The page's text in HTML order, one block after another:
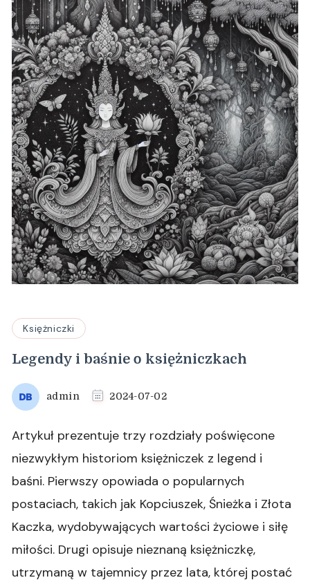
Księżniczki
Legendy i baśnie o księżniczkach
admin 2024-07-02
Artykuł prezentuje trzy rozdziały poświęcone
niezwykłym historiom księżniczek z legend i
baśni. Pierwszy opowiada o popularnych
postaciach, takich jak Kopciuszek, Śnieżka i Złota
Kaczka, wydobywających wartości życiowe i siłę
miłości. Drugi opisuje nieznaną księżniczkę,
utrzymaną w tajemnicy przez lata, której postać